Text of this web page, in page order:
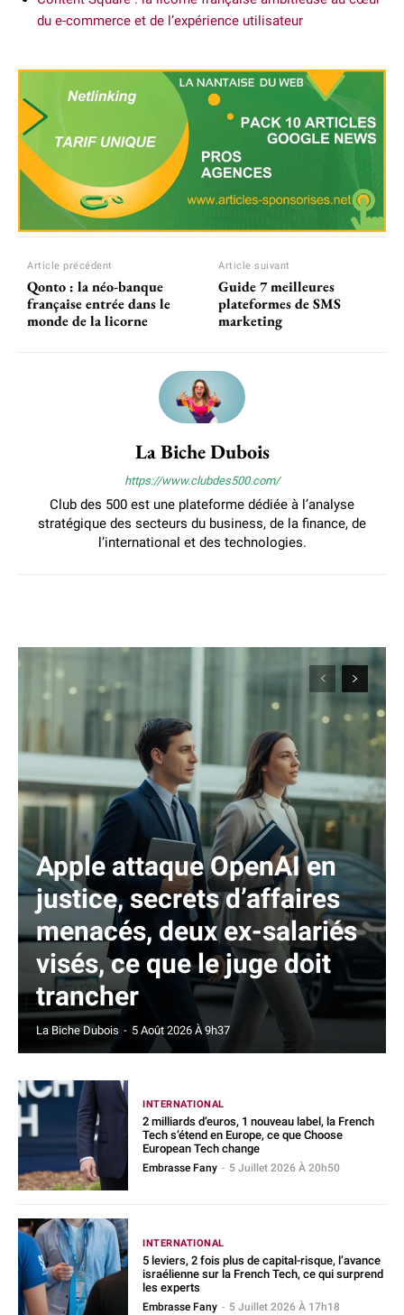
du e-commerce et de l’expérience utilisateur
Article précédent
Qonto : la néo-banque
française entrée dans le
monde de la licorne
Article suivant
Guide 7 meilleures
plateformes de SMS
marketing
La Biche Dubois
https://www.clubdes500.com/
Club des 500 est une plateforme dédiée à l’analyse
stratégique des secteurs du business, de la finance, de
l’international et des technologies.
Apple attaque OpenAI en
justice, secrets d’affaires
menacés, deux ex-salariés
visés, ce que le juge doit
trancher
La Biche Dubois - 5 Août 2026 À 9h37
INTERNATIONAL
2 milliards d’euros, 1 nouveau label, la French
Tech s’étend en Europe, ce que Choose
European Tech change
Embrasse Fany - 5 Juillet 2026 À 20h50
INTERNATIONAL
5 leviers, 2 fois plus de capital-risque, l’avance
israélienne sur la French Tech, ce qui surprend
les experts
Embrasse Fany - 5 Juillet 2026 À 17h18